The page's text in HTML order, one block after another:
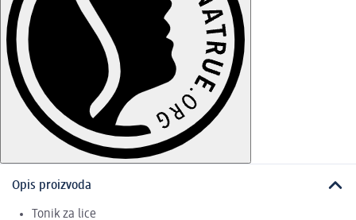
Opis proizvoda
Tonik za lice